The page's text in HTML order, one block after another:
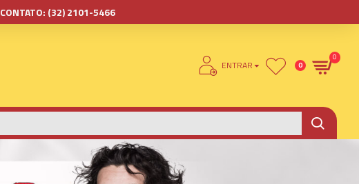
CONTATO: (32) 2101-5466
ENTRAR 0
0